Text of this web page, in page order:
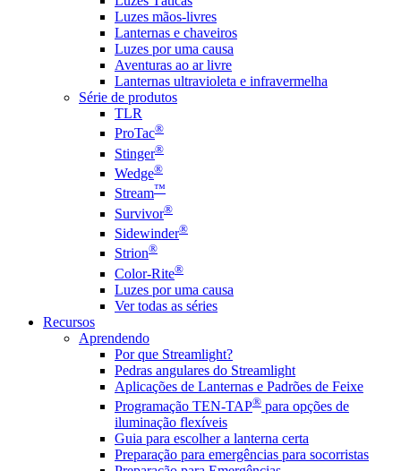
Luzes mãos-livres
Lanternas e chaveiros
Luzes por uma causa
Aventuras ao ar livre
Lanternas ultravioleta e infravermelha
Série de produtos
TLR
ProTac®
Stinger®
Wedge®
Stream™
Survivor®
Sidewinder®
Strion®
Color-Rite®
Luzes por uma causa
Ver todas as séries
Recursos
Aprendendo
Por que Streamlight?
Pedras angulares do Streamlight
Aplicações de Lanternas e Padrões de Feixe
Programação TEN-TAP® para opções de
iluminação flexíveis
Guia para escolher a lanterna certa
Preparação para emergências para socorristas